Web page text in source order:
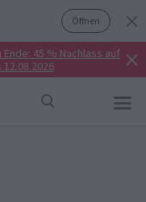
Öffnen
45 % Nachlass auf